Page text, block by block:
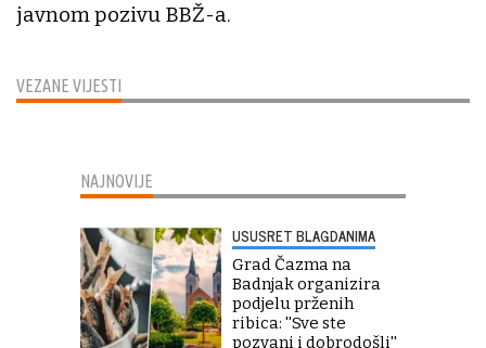
VEZANE VIJESTI
javnom pozivu BBŽ-a.
NAJNOVIJE
USUSRET BLAGDANIMA
Grad Čazma na
Badnjak organizira
podjelu prženih
ribica: ''Sve ste
pozvani i dobrodošli''